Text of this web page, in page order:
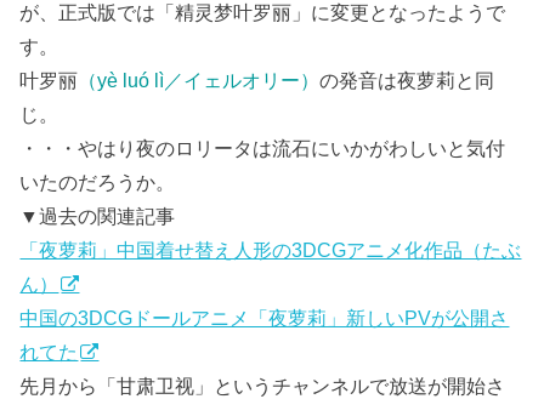
が、正式版では「精灵梦叶罗丽」に変更となったようで
す。
叶罗丽 （yè luó lì／イェルオリー）の発音は夜萝莉と同
じ。
・・・やはり夜のロリータは流石にいかがわしいと気付
いたのだろうか。
▼過去の関連記事
「夜萝莉」中国着せ替え人形の3DCGアニメ化作品（たぶ
ん）
中国の3DCGドールアニメ「夜萝莉」新しいPVが公開さ
れてた
先月から「甘肃卫视」というチャンネルで放送が開始さ